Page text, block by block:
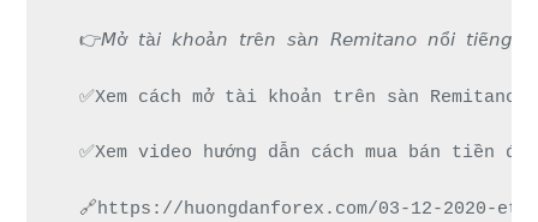
👉𝘔ở 𝘵à𝘪 𝘬𝘩𝘰ả𝘯 𝘵𝘳ê𝘯 𝘴à𝘯 𝘙𝘦𝘮𝘪𝘵𝘢𝘯𝘰 𝘯ổ𝘪
✅Xem cách mở tài khoản trên sàn
✅Xem video hướng dẫn cách mua bán tiền
🔗https://huongdanforex.com/03-12-2020-